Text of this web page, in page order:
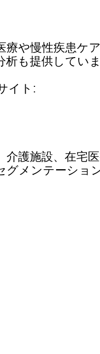
療や慢性疾患ケ
析も提供してい
イト:
介護施設、在宅
グメンテーショ